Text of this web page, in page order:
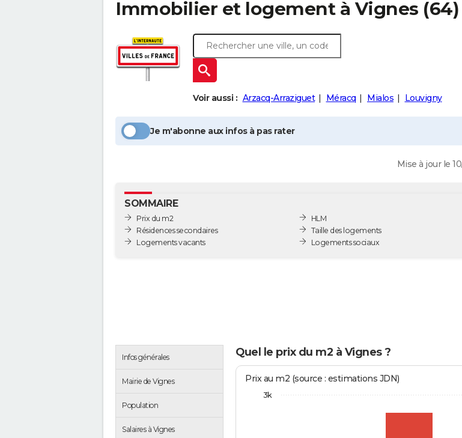
Immobilier et logement à Vignes (64)
Voir aussi : Arzacq-Arraziguet Méracq Mialos Louvigny
Je m'abonne aux infos à pas rater
Mise à jour le
SOMMAIRE
Prix du m2
Résidences secondaires
Logements vacants
HLM
Taille des logements
Logements sociaux
Infos générales
Mairie de Vignes
Population
Salaires à Vignes
Quel le prix du m2 à Vignes ?
Prix au m2 (source : estimations JDN)
3k